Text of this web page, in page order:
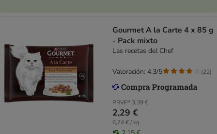
Gourmet A la Carte 4 x 85 g
- Pack mixto
Las recetas del Chef
PRVP* 3,39 €
2,29 €
6,74 € / kg
Valoración: 4.3/5 (22)